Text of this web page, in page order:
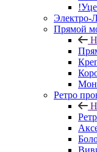
Электро-
Прямой
Ретро